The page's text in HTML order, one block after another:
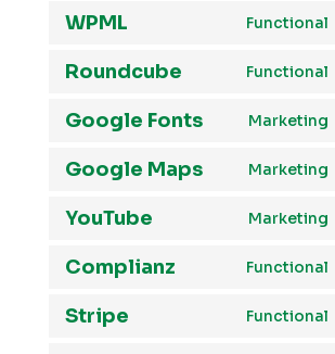
WPML Functional
Roundcube Functional
Google Fonts Marketing
Google Maps Marketing
YouTube Marketing
Complianz Functional
Stripe Functional